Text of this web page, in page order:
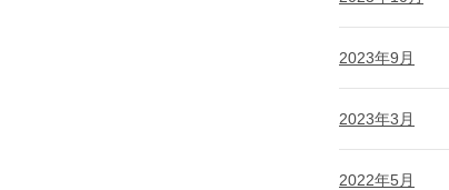
2023年9月
2023年3月
2022年5月